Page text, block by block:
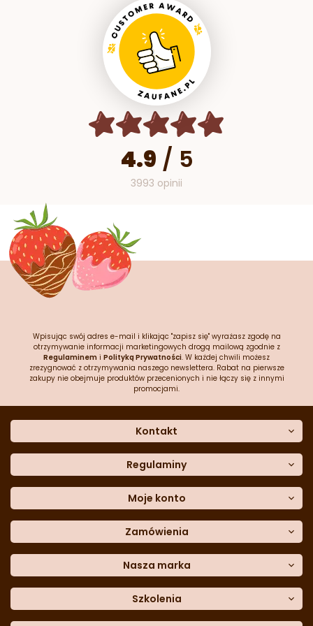
4.9 / 5
3993 opinii
Wpisując swój adres e-mail i klikając "zapisz się" wyrażasz zgodę na
otrzymywanie informacji marketingowych drogą mailową zgodnie z
Regulaminem i Polityką Prywatności. W każdej chwili możesz
zrezygnować z otrzymywania naszego newslettera. Rabat na pierwsze
zakupy nie obejmuje produktów przecenionych i nie łączy się z innymi
promocjami.
Kontakt
Dane kontaktowe
Często zadawane pytania
Sklep stacjonarny
Formularz kontaktowy
Blog
telefon:601 767 272
Regulaminy
Polityka prywatności
Polityka cookies
Polityka reklamacji
Polityka zwrotów
Dostępność cyfrowa
Moje konto
Moje dane
Historia zamówień
Lista ulubionych
Moje rabaty
Zamówienia
Metody płatności
Dane do przelewu
Formularzreklamacji
Formularzzwrotu
Nasza marka
Trio Gelato
CDN
Szkolenia